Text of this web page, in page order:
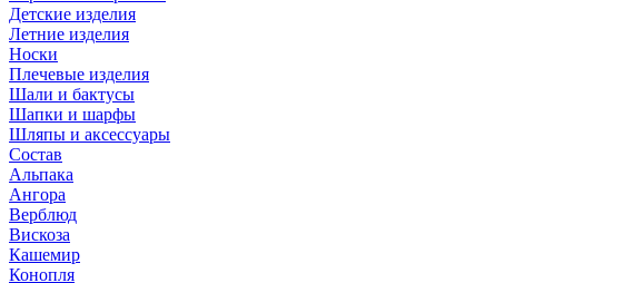
Детские изделия
Летние изделия
Носки
Плечевые изделия
Шали и бактусы
Шапки и шарфы
Шляпы и аксессуары
Состав
Альпака
Ангора
Верблюд
Вискоза
Кашемир
Конопля